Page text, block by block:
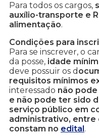
Para todos os cargos,
auxílio-transporte e
alimentação.
Condições para
Para se inscrever, o
da posse, idade
deve possuir os d
requisitos mínimos
interessado não
e não pode ter sido
serviço público em
administrativo, entre
constam no edital.